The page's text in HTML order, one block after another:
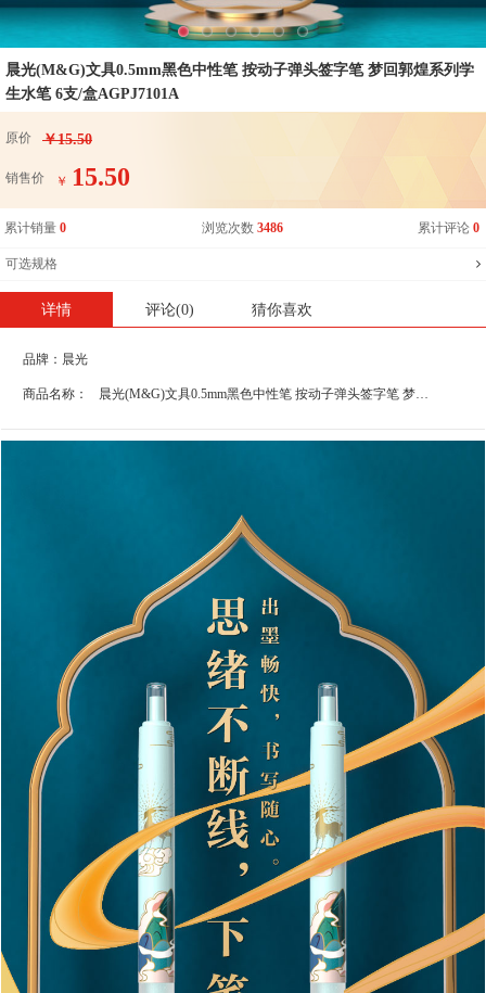
晨光(M&G)文具0.5mm黑色中性笔 按动子弹头签字笔 梦回郭煌系列学
生水笔 6支/盒AGPJ7101A
原价 ￥15.50
销售价 ￥ 15.50
累计销量 0 浏览次数 3486 累计评论 0
可选规格
详情 评论(0) 猜你喜欢
品牌： 晨光
商品名称： 晨光(M&G)文具0.5mm黑色中性笔 按动子弹头签字笔 梦回郭煌系列学生水笔 6支/盒AGPJ7101A